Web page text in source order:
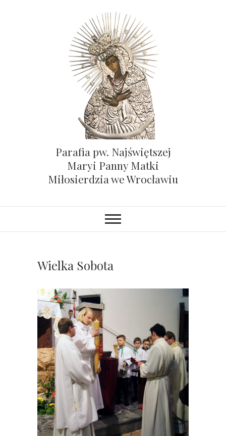
Parafia pw. Najświętszej
Maryi Panny Matki
Miłosierdzia we Wrocławiu
Wielka Sobota